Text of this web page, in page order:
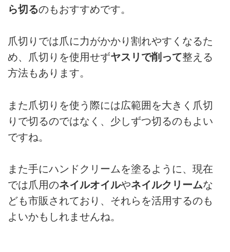
ら切るのもおすすめです。
爪切りでは爪に力がかかり割れやすくなるた
め、爪切りを使用せずヤスリで削って整える
方法もあります。
また爪切りを使う際には広範囲を大きく爪切
りで切るのではなく、少しずつ切るのもよい
ですね。
また手にハンドクリームを塗るように、現在
では爪用のネイルオイルやネイルクリームな
ども市販されており、それらを活用するのも
よいかもしれませんね。